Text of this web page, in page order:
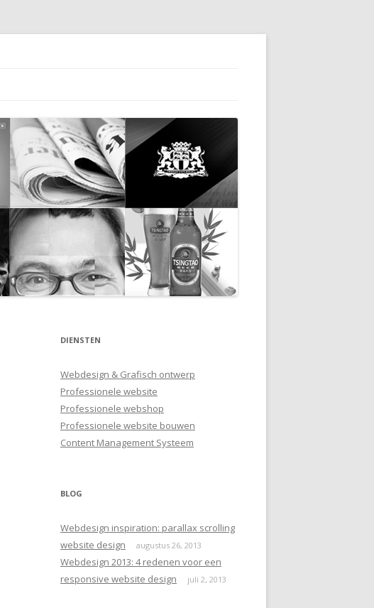
DIENSTEN
Webdesign & Grafisch ontwerp
Professionele website
Professionele webshop
Professionele website bouwen
Content Management Systeem
BLOG
Webdesign inspiration: parallax scrolling
website design
augustus 26, 2013
Webdesign 2013: 4 redenen voor een
responsive website design
juli 2, 2013